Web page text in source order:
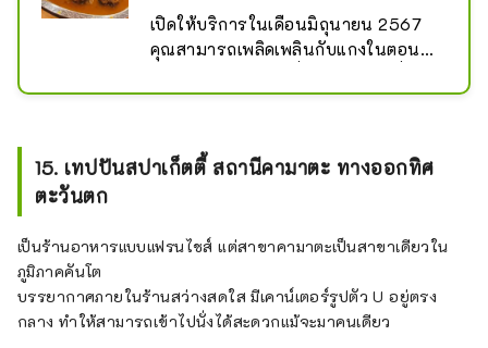
เปิดให้บริการในเดือนมิถุนายน 2567
คุณสามารถเพลิดเพลินกับแกงในตอน
ดื่มในตอนกลางคืน เมนูอาหารกลางวัน
ขายหมด
15. เทปปันสปาเก็ตตี้ สถานีคามาตะ ทางออกทิศ
ตะวันตก
เป็นร้านอาหารแบบแฟรนไชส์ ​​แต่สาขาคามาตะเป็นสาขาเดียวใน
ภูมิภาคคันโต
บรรยากาศภายในร้านสว่างสดใส มีเคาน์เตอร์รูปตัว U อยู่ตรง
กลาง ทำให้สามารถเข้าไปนั่งได้สะดวกแม้จะมาคนเดียว